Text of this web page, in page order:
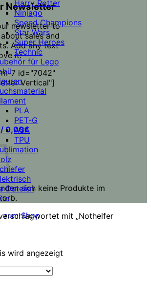
Newsletter
newsletter to
sales and
Add any text
it.
7 id="7042"
Vertical"]
0,00€
sich keine Produkte im
zum Shop
Harry Potter
Ninjago
Speed Champions
Star Wars
Super Heroes
Technic
für Lego
PLA
PET-G
ASA
TPU
Dateien
mit „Nothelfer
wird angezeigt